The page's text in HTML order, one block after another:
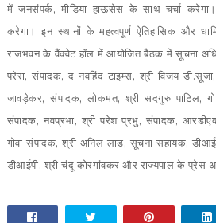
में जनसंपर्क, मीडिया हाऊसेस के साथ चर्चा
करेगा। इन स्थानों के महत्वपूर्ण ऐतिहासिक और
राजभवन के वैंक्वेट हॉल में आयोजित बैठक में सूचना
परेरा, संपादक, द नवहिंद टाइम्स, श्री विजय
जावड़ेकर, संपादक, लोकमत, श्री सदगुरु पाटिल,
संपादक, नवप्रभा, श्री परेश प्रभु, संपादक,
गोवा संपादक, श्री अनिल लाड, सूचना सहायक,
डीआईपी, श्री चंदू कोरगांवकर और राज्यपाल के प्रेस